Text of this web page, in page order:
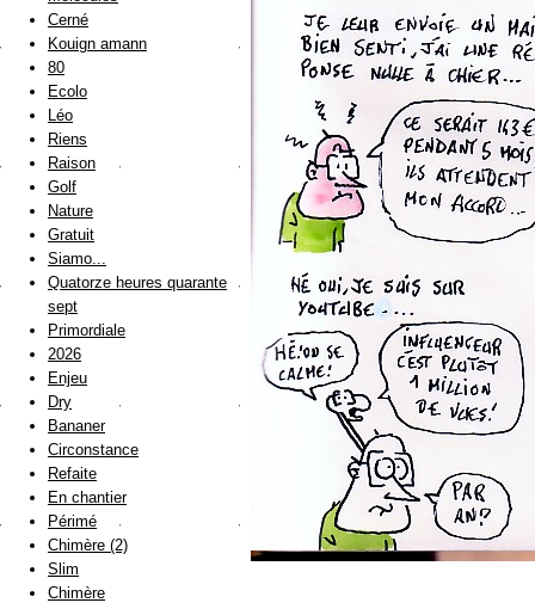
Cerné
Kouign amann
80
Ecolo
Léo
Riens
Raison
Golf
Nature
Gratuit
Siamo...
Quatorze heures quarante
sept
Primordiale
2026
Enjeu
Dry
Bananer
Circonstance
Refaite
En chantier
Périmé
Chimère (2)
Slim
Chimère